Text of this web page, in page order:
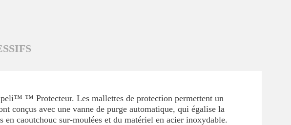
peli™ ™ Protecteur. Les mallettes de protection permettent un
conçus avec une vanne de purge automatique, qui égalise la
caoutchouc sur-moulées et du matériel en acier inoxydable.